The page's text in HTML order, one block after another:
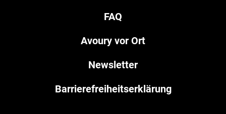
FAQ
Avoury vor Ort
Newsletter
Barrierefreiheitserklärung